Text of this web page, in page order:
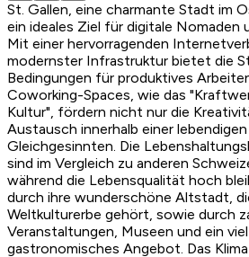
St. Gallen, eine charmante Stadt im
ein ideales Ziel für digitale Nomaden
Mit einer hervorragenden
modernster Infrastruktur bietet die
Bedingungen für produktives
Coworking-Spaces, wie das
Kultur", fördern nicht nur die
Austausch innerhalb einer
Gleichgesinnten. Die
sind im Vergleich zu anderen
während die Lebensqualität hoch
durch ihre wunderschöne Altstadt,
Weltkulturerbe gehört, sowie durch
Veranstaltungen, Museen und ein
gastronomisches Angebot. Das